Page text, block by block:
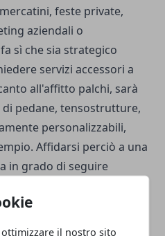
il nostro sito
feste private,
aziendali o
sì che sia strategico
servizi accessori a
all'affitto palchi, sarà
pedane, tensostrutture,
personalizzabili,
Affidarsi perciò a una
in grado di seguire
tempi, oltre a garantire